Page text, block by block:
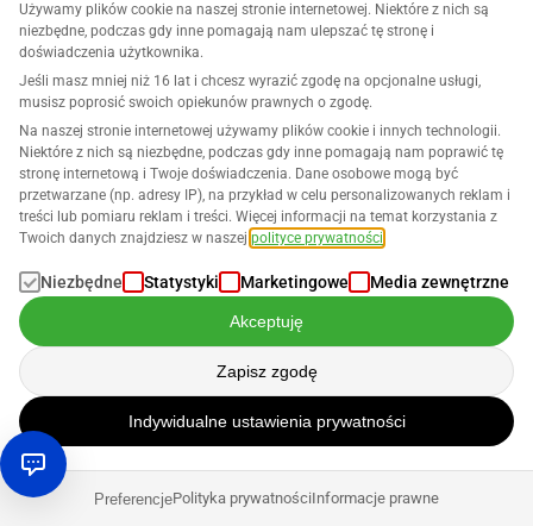
Kontrola cen produktów na podstawie numerów zamówień
Twoje wyniki sprzedaży są istotne dla tej strategii
optymalizacji. SELLERLOGIC dostosowuje Twoją cenę
sprzedaży w górę, gdy tylko otrzymasz zamówienia w
określonym czasie. Jeśli oczekiwane wyniki sprzedaży nie
zostaną osiągnięte, nasze narzędzie cenowe koryguje cenę
w dół. Aby zobrazować korzyści z tej strategii: możesz
kontrolować cenę produktu za pomocą liczby zamówień.
Określasz minimalną liczbę razy, jaką przedmiot musi być
sprzedany w danym okresie (np. pięć razy dziennie lub
dziesięć razy w tygodniu). Jeśli ten cel nie zostanie
osiągnięty lub, w najgorszym przypadku, nie ma żadnej
sprzedaży, obniż cenę o kilka centów, aby stworzyć większą
zachętę do zakupu.
Używamy plików cookie na naszej stronie internetowej. Niektóre z nich są
niezbędne, podczas gdy inne pomagają nam ulepszać tę stronę i
doświadczenia użytkownika.
Jeśli masz mniej niż 16 lat i chcesz wyrazić zgodę na opcjonalne usługi,
musisz poprosić swoich opiekunów prawnych o zgodę.
Na naszej stronie internetowej używamy plików cookie i innych technologii.
Niektóre z nich są niezbędne, podczas gdy inne pomagają nam poprawić tę
stronę internetową i Twoje doświadczenia. Dane osobowe mogą być
przetwarzane (np. adresy IP), na przykład w celu personalizowanych reklam i
treści lub pomiaru reklam i treści. Więcej informacji na temat korzystania z
Twoich danych znajdziesz w naszej polityce prywatności
Niezbędne Statystyki Marketingowe Media zewnętrzne
Akceptuję
Zapisz zgodę
Indywidualne ustawienia prywatności
PreferencjePolityka prywatnościInformacje prawne